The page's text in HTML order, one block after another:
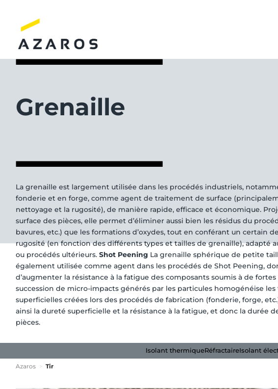
contenu
Grenaille
La grenaille est largement utilisée dans les procédés industriels,
fonderie et en forge, comme agent de traitement de surface
nettoyage et la rugosité), de manière rapide, efficace et économique.
surface des pièces, elle permet d’éliminer aussi bien les résidus du
bavures, etc.) que les formations d’oxydes, tout en conférant un certain
rugosité (en fonction des différents types et tailles de grenaille), adapté
ou procédés ultérieurs. Shot Peening La grenaille sphérique de petite
également utilisée comme agent dans les procédés de Shot Peening,
d’augmenter la résistance à la fatigue des composants soumis à de
succession de micro-impacts générés par les particules homogénéise les
superficielles créées lors des procédés de fabrication (fonderie, forge,
ainsi la dureté superficielle et la résistance à la fatigue, et donc la durée
pièces.
Isolant thermiqueRéfractaireIsolant
Azaros > Tir